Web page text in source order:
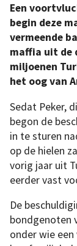
Een
begin deze
vermeende
maffia uit de
miljoenen
het oog van
Sedat Peker,
begon de
in te sturen
op de hielen
vorig jaar uit
eerder vast
De
bondgenoten
onder wie